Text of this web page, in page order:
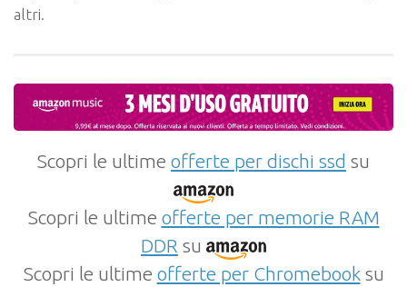
altri.
Scopri le ultime offerte per dischi ssd su
Scopri le ultime offerte per memorie RAM
DDR su
Scopri le ultime offerte per Chromebooksu